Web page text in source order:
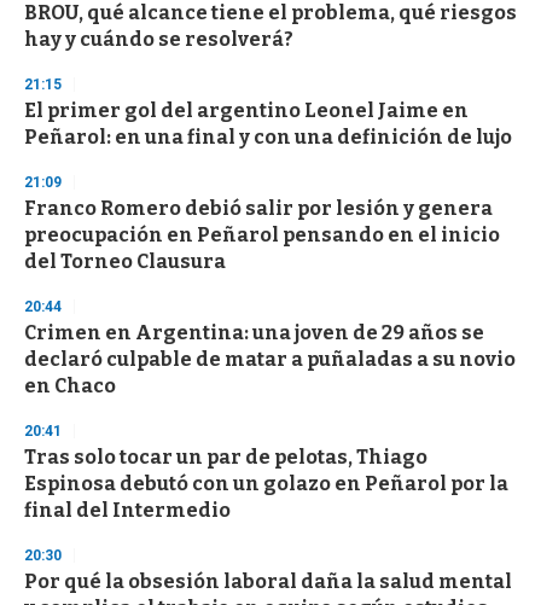
BROU, qué alcance tiene el problema, qué riesgos
hay y cuándo se resolverá?
21:15
El primer gol del argentino Leonel Jaime en
Peñarol: en una final y con una definición de lujo
21:09
Franco Romero debió salir por lesión y genera
preocupación en Peñarol pensando en el inicio
del Torneo Clausura
20:44
Crimen en Argentina: una joven de 29 años se
declaró culpable de matar a puñaladas a su novio
en Chaco
20:41
Tras solo tocar un par de pelotas, Thiago
Espinosa debutó con un golazo en Peñarol por la
final del Intermedio
20:30
Por qué la obsesión laboral daña la salud mental